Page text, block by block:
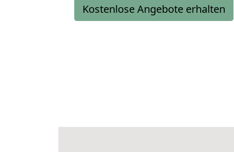
Kostenlose Angebote erhalten